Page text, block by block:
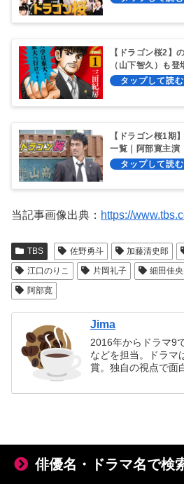
【ドラゴン桜2】
（山下智久）も登
【ドラゴン桜1期
一覧｜阿部寛主演
当記事画像出典： https://
TBS 佐野勇斗 加藤清史郎
江口のりこ
片岡礼子 細田佳
阿部寛
Jima
2016年からドラマ9
などを担当。ドラマ
賞。独自の視点で面
俳優名・ドラマ名で検